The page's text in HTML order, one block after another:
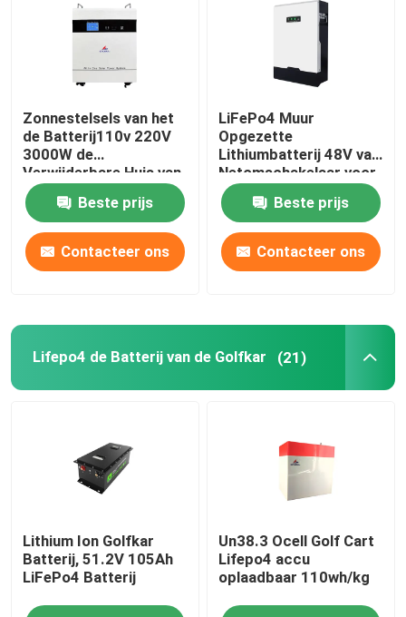
Contacteer ons
nieuws
Alle Gevallen
Lithium Ionenlifepo4 Batterij
de batterijpak van 12v LiFePO4
De Batterij van rv LiFePo4
De Cel van het lithiumfosfaat
kleine lipobatterij
Zonnestelsels van het
de Batterij110v 220V
3000W de
Verwijderbare Huis van
de huisenergie
Beste prijs
Contacteer ons
LiFePo4 Muur
Opgezette
Lithiumbatterij 48V van
Netomschakelaar voor
het Systeem van de
Huis Zonnemacht
Beste prijs
Contacteer ons
Lifepo4 de Batterij van de Golfkar (21)
Lithium Ion Golfkar
Batterij, 51.2V 105Ah
LiFePo4 Batterij
Un38.3 Ocell Golf Cart
Lifepo4 accu
oplaadbaar 110wh/kg